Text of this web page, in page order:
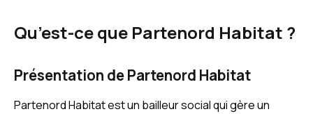
Qu’est-ce que Partenord Habitat ?
Présentation de Partenord Habitat
Partenord Habitat est un bailleur social qui gère un